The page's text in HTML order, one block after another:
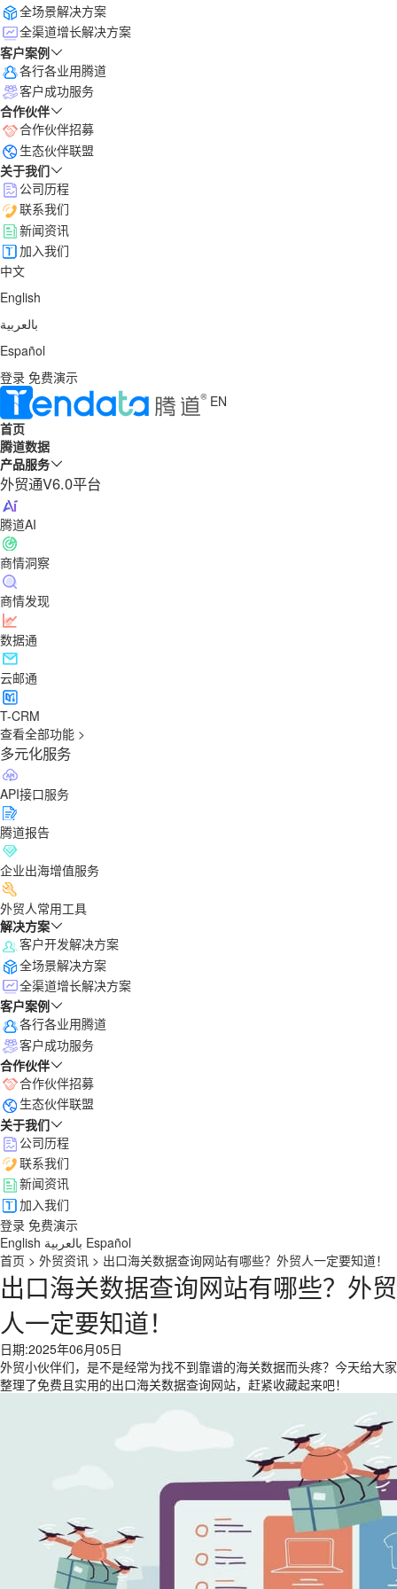
全场景解决方案
全渠道增长解决方案
客户案例
各行各业用腾道
客户成功服务
合作伙伴
合作伙伴招募
生态伙伴联盟
关于我们
公司历程
联系我们
新闻资讯
加入我们
中文
English
بالعربية
Español
登录 免费演示
EN
首页
腾道数据
产品服务
外贸通V6.0平台
腾道AI
商情洞察
商情发现
数据通
云邮通
T-CRM
查看全部功能 >
多元化服务
API接口服务
腾道报告
企业出海增值服务
外贸人常用工具
解决方案
客户开发解决方案
全场景解决方案
全渠道增长解决方案
客户案例
各行各业用腾道
客户成功服务
合作伙伴
合作伙伴招募
生态伙伴联盟
关于我们
公司历程
联系我们
新闻资讯
加入我们
登录 免费演示
English بالعربية Español
首页 > 外贸资讯 > 出口海关数据查询网站有哪些？外贸人一定要知道！
出口海关数据查询网站有哪些？外贸
人一定要知道！
日期:2025年06月05日
外贸小伙伴们，是不是经常为找不到靠谱的海关数据而头疼？今天给大家
整理了免费且实用的出口海关数据查询网站，赶紧收藏起来吧！